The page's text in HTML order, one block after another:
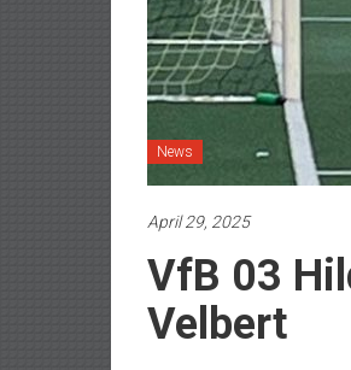
News
April 29, 2025
VfB 03
Velbert